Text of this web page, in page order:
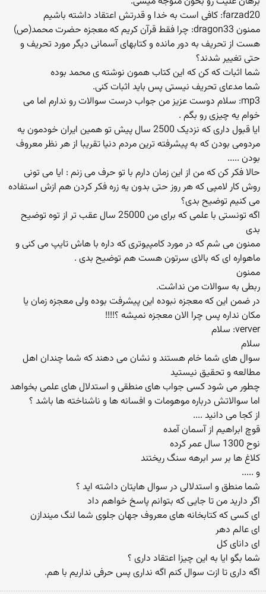
farzad20: كافی است به خدا و قدرتش اعتقاد داشته باشیم
ممنون dragon33: چرا فقط قرآن كریم كه معجزه حضرت محمد(ص)
هست از تحریف به دور مانده و كتابهای آسمانی دیگر مورد تحریف و
حتی تغییر شدند؟
شما اثبات كه كن كه این كتاب همون نوشته ی محمد بوده
شما مدعای تحریف نیستی پس باید اثبات كنی.
mp3: سلام دوست عزیز من جواب درست سوالات رو ندارم اما می
خوام یه چیزی رو بگم .
ایا قبول داری که نزدیک 2500 سال پیش تو همین ایران خودمون یه
مردومی بودن که به پیشرفته ترین مردم دنیا تقریبا از هر نظر معروف
بودن .....
حالا فکر کن که من از این زمان دارم با تو حرف می زنم : ایا می تونی
روش کار لامپی که هر روز حتی بدون یه زره فکر کردن هم ازش استفاده
می کنیم توضیح بدی؟
اگه تونستی با علمی که برای من 25000 سال عقب تر از توه توضیح
بدی
ممنون می شم که در مورد کامپیوتری که داره با هاش تایپ می کنی و
ماهواره ای که بالای سرتون هست هم توضیح بدی .
ممنون
ربطی به سوالات من نداشت.
در ضمن این كه معجزه نبوده این پیشرفت بوده ولی معجزه زمان یا
مكان نداره پس چرا الان معجزه نمیشه ؟!!!!
verver: سلام
سلام
سوال های شما خام هستند و نشان می دهند که شما چندان اهل
مطالعه و تحقیق نیستید
چطور می شود کسی جواب های منطقی و استدلال های علمی بخواهد
اما سوالاتش درباره موهومات و افسانه ها و ناشناخته ها باشد ؟
از کجا می دانید ....
قوچ ابراهیم از آسمان آمده
نوح 1300 سال عمر کرده
کلاغ ها بر سر ابرهه سنگ ریختند
و .....
شما منطق و استدلالی در سوال هایتان داشته اید ؟
اگر دارید من تا جایی که بتوانم پاسخ خواهم داد
ای كسی كه كتابخانه های معروف جهان جلوی شما لنگ میندازن
ای عالم دهر
ای دانای كل
شما بگو ایا به این چیزا اعتقاد داری ؟
اگه داری تا ازت سوال كنم اگه نداری پس حرفی نداریم با هم.